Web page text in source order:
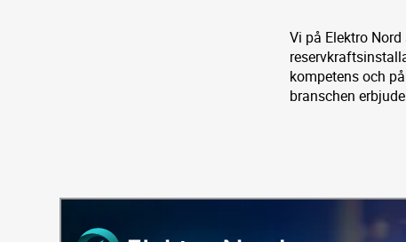
Vi på Elektro
kompetens och
branschen